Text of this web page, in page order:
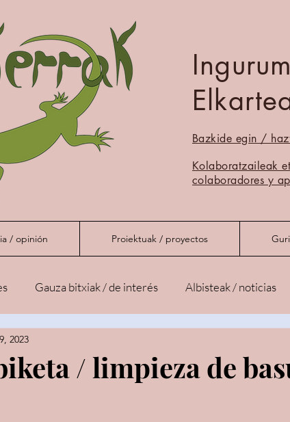
Bazkide egin /
Kolaboratzaileak
colaboradores y
/ opinión Proiektuak / proyectos
Gauza bitxiak / de interés Albisteak / noticias
/ limpieza de
2023